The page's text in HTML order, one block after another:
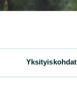
Yksityiskohdat